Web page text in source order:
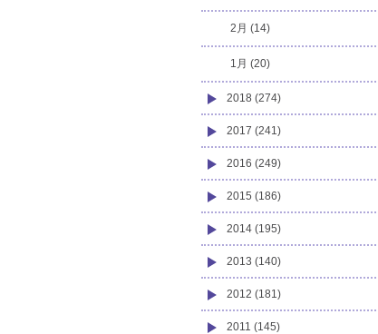
2月 (14)
1月 (20)
2018 (274)
2017 (241)
2016 (249)
2015 (186)
2014 (195)
2013 (140)
2012 (181)
2011 (145)